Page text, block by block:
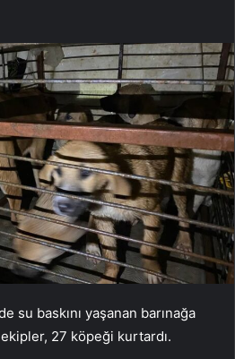
su baskını yaşanan barınağa
27 köpeği kurtardı.